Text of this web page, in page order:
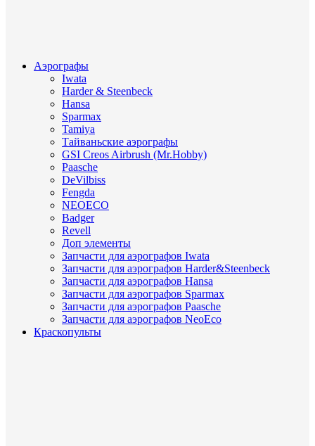
Аэрографы
Iwata
Harder & Steenbeck
Hansa
Sparmax
Tamiya
Тайваньские аэрографы
GSI Creos Airbrush (Mr.Hobby)
Paasche
DeVilbiss
Fengda
NEOECO
Badger
Revell
Доп элементы
Запчасти для аэрографов Iwata
Запчасти для аэрографов Harder&Steenbeck
Запчасти для аэрографов Hansa
Запчасти для аэрографов Sparmax
Запчасти для аэрографов Paasche
Запчасти для аэрографов NeoEco
Краскопульты